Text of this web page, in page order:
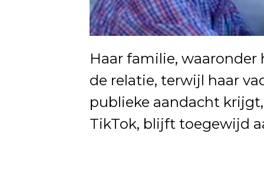
Haar familie,
de relatie, terwijl haar
publieke aandacht
TikTok, blijft toegewijd